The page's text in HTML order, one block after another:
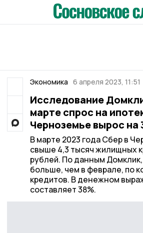
Экономика 6 апреля 2023, 11:51
Исследование
марте спрос на
Черноземье вырос на
В марте 2023 года Сбер в
свыше 4,3 тысяч жилищных
рублей. По данным Домклик,
больше, чем в феврале, по
кредитов. В денежном
составляет 38%.